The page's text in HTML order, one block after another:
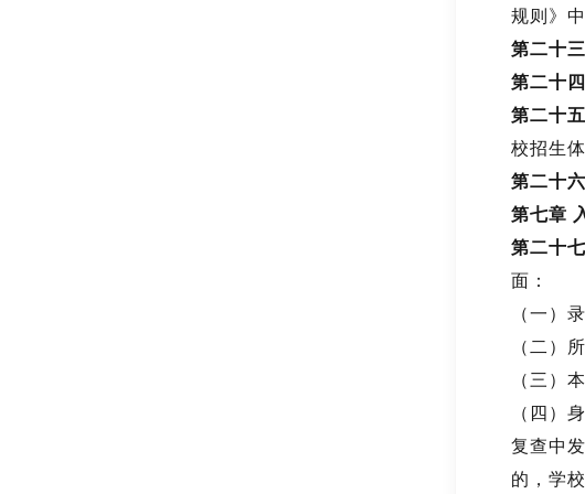
规则》
第二十
第二十
第二十
校招生
第二十
第七章
第二十
面：
（一）
（二）
（三）
（四）
复查中
的，学